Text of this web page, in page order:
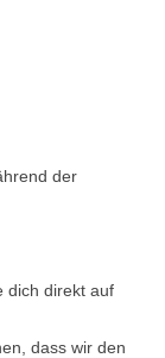
der
dich direkt auf
dass wir den